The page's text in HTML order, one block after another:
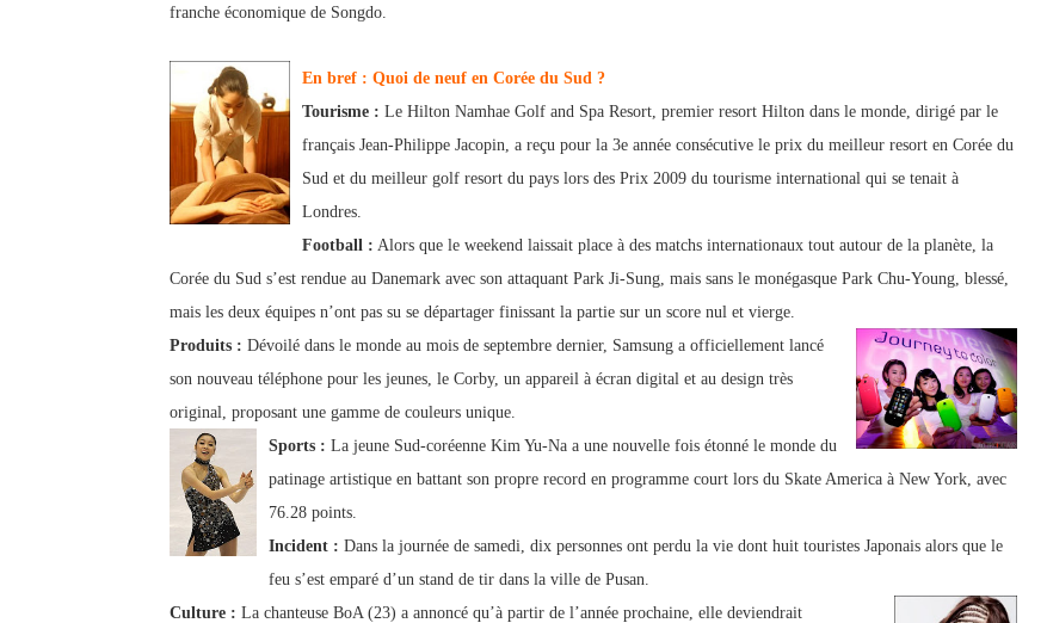
franche économique de Songdo.
En bref : Quoi de neuf en Corée du Sud ?
Tourisme : Le Hilton Namhae Golf and Spa Resort, premier resort Hilton dans le monde, dirigé par le
français Jean-Philippe Jacopin, a reçu pour la 3e année consécutive le prix du meilleur resort en Corée du
Sud et du meilleur golf resort du pays lors des Prix 2009 du tourisme international qui se tenait à
Londres.
Football : Alors que le weekend laissait place à des matchs internationaux tout autour de la planète, la
Corée du Sud s’est rendue au Danemark avec son attaquant Park Ji-Sung, mais sans le monégasque Park Chu-Young, blessé,
mais les deux équipes n’ont pas su se départager finissant la partie sur un score nul et vierge.
Produits : Dévoilé dans le monde au mois de septembre dernier, Samsung a officiellement lancé
son nouveau téléphone pour les jeunes, le Corby, un appareil à écran digital et au design très
original, proposant une gamme de couleurs unique.
Sports : La jeune Sud-coréenne Kim Yu-Na a une nouvelle fois étonné le monde du
patinage artistique en battant son propre record en programme court lors du Skate America à New York, avec
76.28 points.
Incident : Dans la journée de samedi, dix personnes ont perdu la vie dont huit touristes Japonais alors que le
feu s’est emparé d’un stand de tir dans la ville de Pusan.
Culture : La chanteuse BoA (23) a annoncé qu’à partir de l’année prochaine, elle deviendrait